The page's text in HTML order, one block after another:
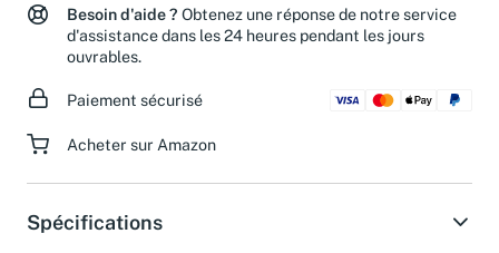
Besoin d'aide ? Obtenez une réponse de notre service
d'assistance dans les 24 heures pendant les jours
ouvrables.
Paiement sécurisé
Acheter sur Amazon
Spécifications